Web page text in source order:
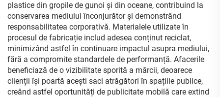
plastice din gropile de gunoi și din oceane, contribuind la
conservarea mediului înconjurător și demonstrând
responsabilitatea corporativă. Materialele utilizate în
procesul de fabricație includ adesea conținut reciclat,
minimizând astfel în continuare impactul asupra mediului,
fără a compromite standardele de performanță. Afacerile
beneficiază de o vizibilitate sporită a mărcii, deoarece
clienții își poartă acești saci atrăgători în spațiile publice,
creând astfel oportunități de publicitate mobilă care extind